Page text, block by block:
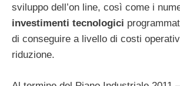
sviluppo dell’on line, così come i
investimenti tecnologici
di conseguire a livello di costi
riduzione.